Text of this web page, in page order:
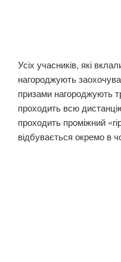
Усіх учасників, які
нагороджують
призами нагороджують
проходить всю
проходить проміжний
відбувається окремо в